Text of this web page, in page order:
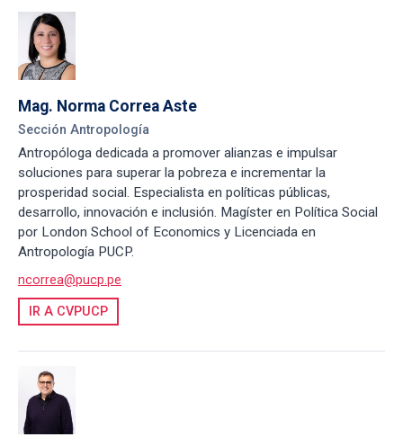
Mag. Norma Correa Aste
Sección Antropología
Antropóloga dedicada a promover alianzas e impulsar
soluciones para superar la pobreza e incrementar la
prosperidad social. Especialista en políticas públicas,
desarrollo, innovación e inclusión. Magíster en Política Social
por London School of Economics y Licenciada en
Antropología PUCP.
ncorrea@pucp.pe
IR A CVPUCP